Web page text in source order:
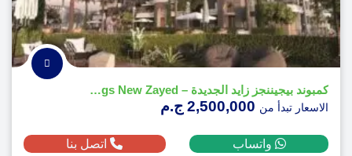
كمبوند بيجيننجز زايد الجديدة – Beginnings New Zayed
الاسعار تبدأ من
واتساب اتصل بنا